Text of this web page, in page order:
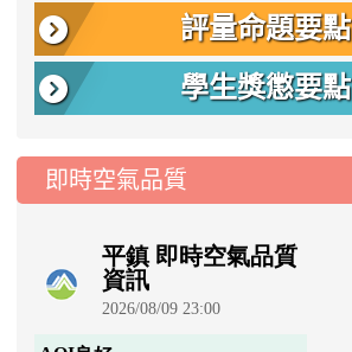
評量命題要點
學生獎懲要點
即時空氣品質